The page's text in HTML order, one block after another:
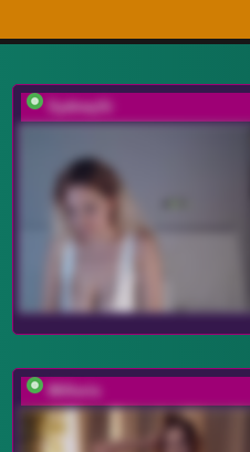
SydneySi
Willoris